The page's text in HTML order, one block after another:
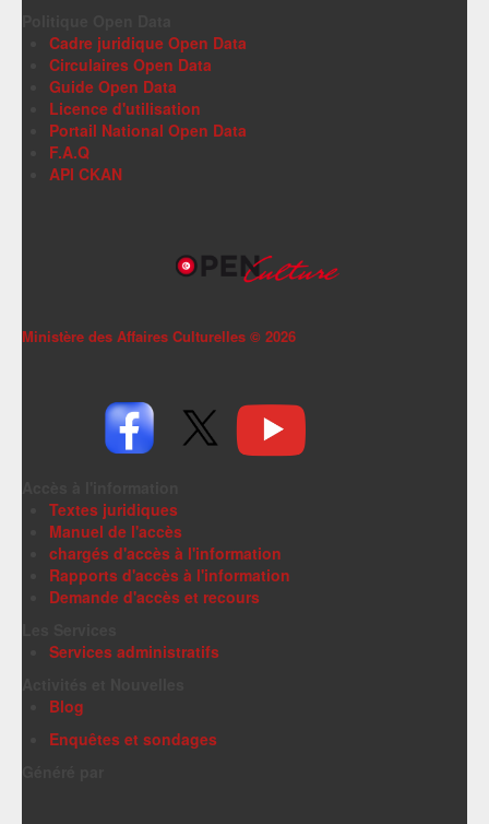
Cadre juridique Open Data
Circulaires Open Data
Guide Open Data
Licence d'utilisation
Portail National Open Data
F.A.Q
API CKAN
Ministère des Affaires Culturelles © 2026
Textes juridiques
Manuel de l'accès
chargés d'accès à l'information
Rapports d'accès à l'information
Demande d'accès et recours
Services administratifs
Blog
Enquêtes et sondages